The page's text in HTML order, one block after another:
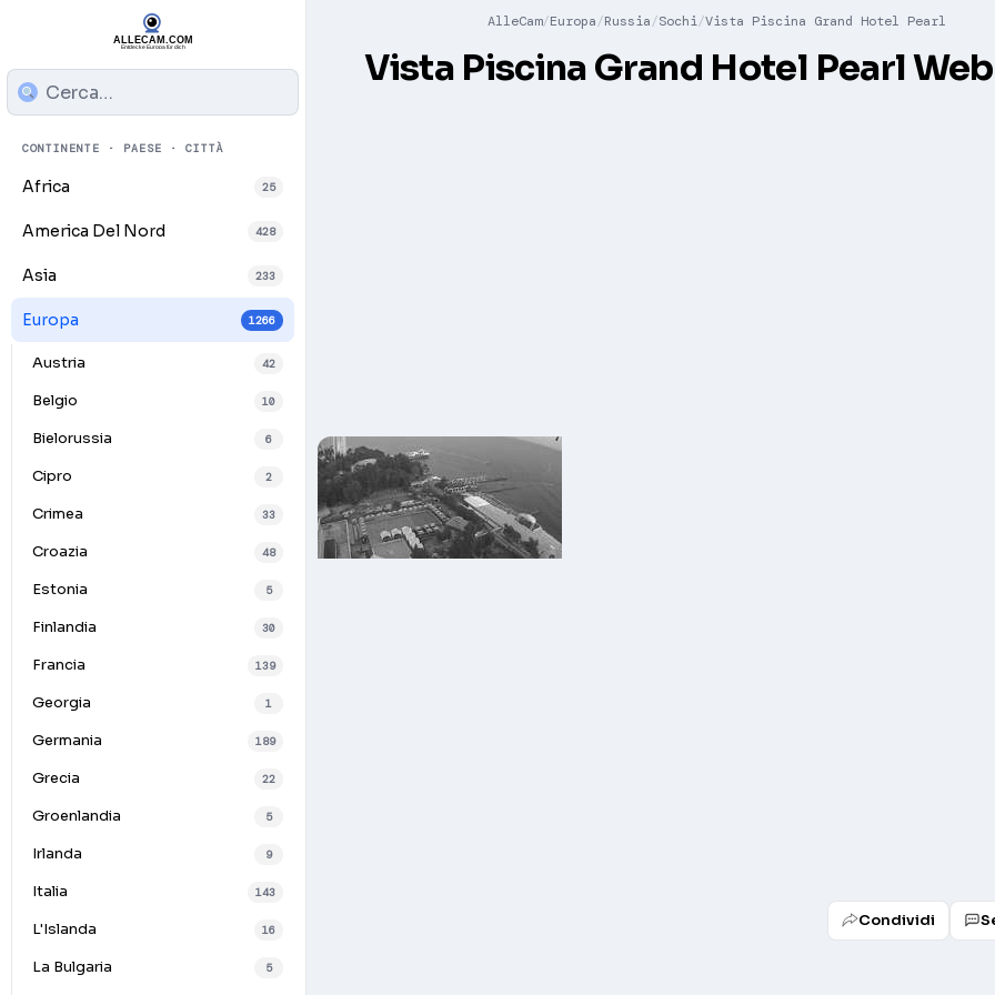
CONTINENTE · PAESE · CITTÀ
Africa 25
America Del Nord 428
Asia 233
Europa 1266
Austria 42
Belgio 10
Bielorussia 6
Cipro 2
Crimea 33
Croazia 48
Estonia 5
Finlandia 30
Francia 139
Georgia 1
Germania 189
Grecia 22
Groenlandia 5
Irlanda 9
Italia 143
L'Islanda 16
La Bulgaria 5
AlleCam Europa Russia Sochi Vista Piscina Grand Hotel Pearl
Vista Piscina Grand Hotel Pearl
Condividi